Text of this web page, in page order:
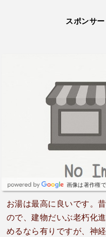
スポンサ
画像は著作権
お湯は最高に良いです。
ので、建物だいぶ老朽化
めるなら有りですが、神